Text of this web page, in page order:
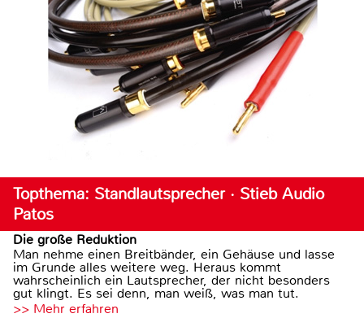
Topthema: Standlautsprecher · Stieb Audio
Patos
Die große Reduktion
Man nehme einen Breitbänder, ein Gehäuse und lasse
im Grunde alles weitere weg. Heraus kommt
wahrscheinlich ein Lautsprecher, der nicht besonders
gut klingt. Es sei denn, man weiß, was man tut.
>> Mehr erfahren